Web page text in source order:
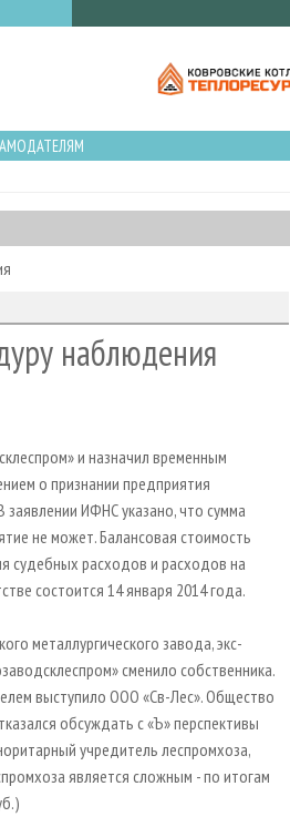
наблюдения
и назначил временным
о признании предприятия
ИФНС указано, что сумма
не может. Балансовая стоимость
судебных расходов и расходов на
состоится 14 января 2014 года.
металлургического завода, экс-
сменило собственника.
выступило ООО «Св-Лес». Общество
обсуждать с «Ъ» перспективы
учредитель леспромхоза,
является сложным - по итогам